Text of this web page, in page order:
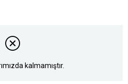
kalmamıştır.